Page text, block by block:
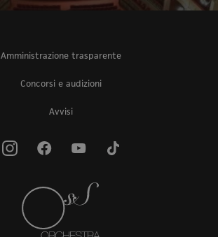
Amministrazione trasparente
Concorsi e audizioni
Avvisi